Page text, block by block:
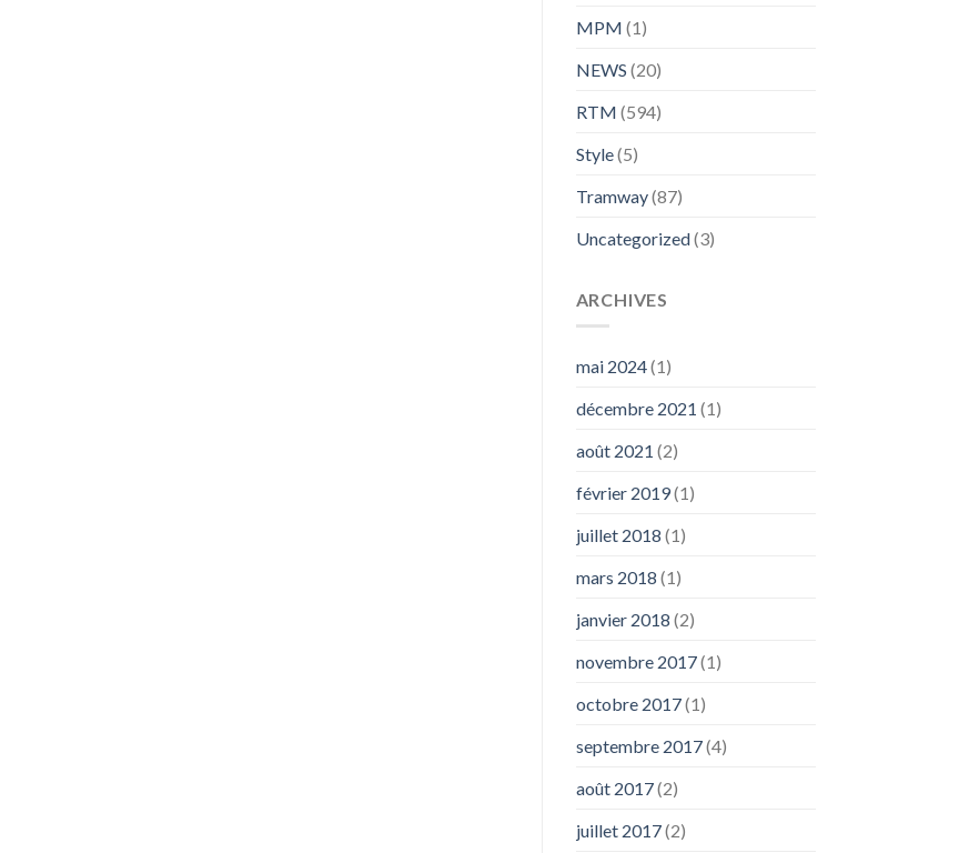
MPM (1)
NEWS (20)
RTM (594)
Style(5)
Tramway(87)
Uncategorized(3)
ARCHIVES
mai 2024(1)
décembre 2021 (1)
août 2021 (2)
février 2019(1)
juillet 2018 (1)
mars 2018 (1)
janvier 2018 (2)
novembre 2017(1)
octobre 2017(1)
septembre 2017(4)
août 2017(2)
juillet 2017(2)